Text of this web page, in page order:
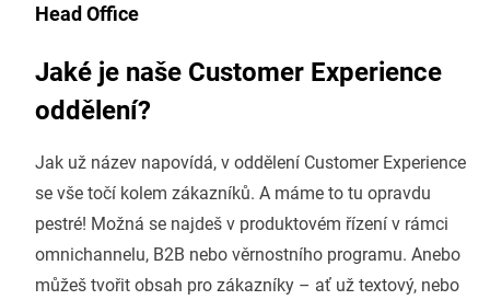
Head Office
Jaké je naše Customer Experience
oddělení?
Jak už název napovídá, v oddělení Customer Experience
se vše točí kolem zákazníků. A máme to tu opravdu
pestré! Možná se najdeš v produktovém řízení v rámci
omnichannelu, B2B nebo věrnostního programu. Anebo
můžeš tvořit obsah pro zákazníky – ať už textový, nebo